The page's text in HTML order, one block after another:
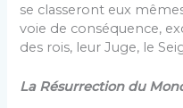
se classeront eux
voie de conséquence,
des rois, leur Juge, le
La Résurrection du